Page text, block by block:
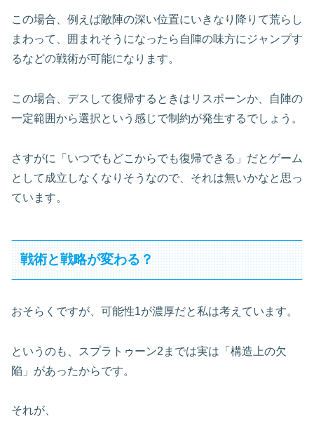
この場合、例えば敵陣の深い位置にいきなり降りて荒らし
まわって、囲まれそうになったら自陣の味方にジャンプす
るなどの戦術が可能になります。
この場合、デスして復帰するときはリスポーンか、自陣の
一定範囲から選択という感じで制約が発生するでしょう。
さすがに「いつでもどこからでも復帰できる」だとゲーム
として成立しなくなりそうなので、それは無いかなと思っ
ています。
戦術と戦略が変わる？
おそらくですが、可能性1が濃厚だと私は考えています。
というのも、スプラトゥーン2までは実は「構造上の欠
陥」があったからです。
それが、